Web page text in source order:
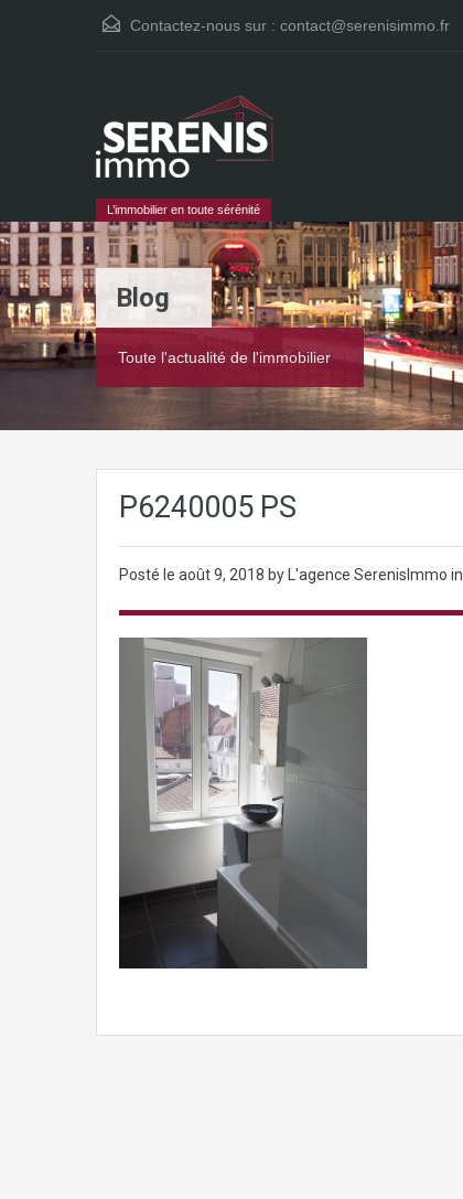
Contactez-nous sur : contact@serenisimmo.fr
L’immobilier en toute sérénité
Blog
Toute l'actualité de l'immobilier
P6240005 PS
Posté le août 9, 2018 by L'agence SerenisImmo in